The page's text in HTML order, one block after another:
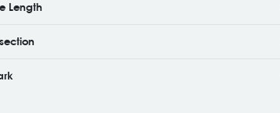
Length